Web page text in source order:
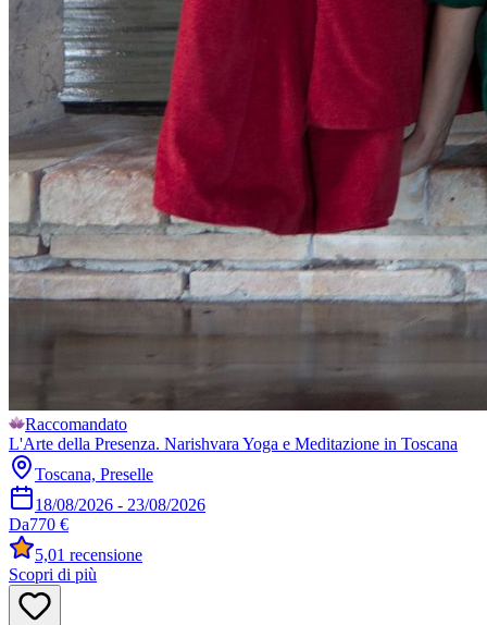
Raccomandato
L'Arte della Presenza. Narishvara Yoga e Meditazione in Toscana
Toscana, Preselle
18/08/2026 - 23/08/2026
Da770 €
5,01 recensione
Scopri di più